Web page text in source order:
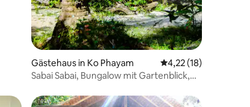
Gästehaus in Ko Phayam Durchschnittliche
4,22 (18)
Sabai Sabai, Bungalow mit Gartenblick,